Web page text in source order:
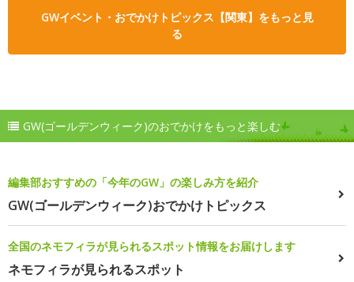
GWイベント・おでかけトピックス【関東】をもっと見
る
GW(ゴールデンウィーク)のおでかけをもっと楽しむ
編集部おすすめの「今年のGW」の楽しみ方を紹介
GW(ゴールデンウィーク)おでかけトピックス
全国のネモフィラが見られるスポット情報をお届けします
ネモフィラが見られるスポット